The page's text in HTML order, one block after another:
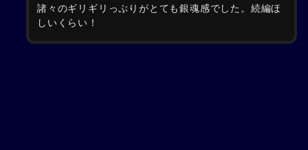
諸々のギリギリっぷりがとても銀魂感でした。続編ほ
しいくらい！